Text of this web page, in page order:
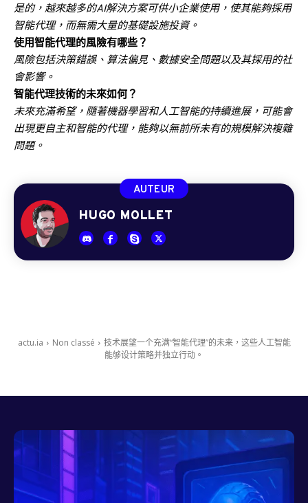
是的，越來越多的AI解決方案可供小企業使用，使其能夠採用
智能代理，而無需大量的基礎設施投資。
使用智能代理的風險有哪些？
風險包括決策錯誤、算法偏見、數據安全問題以及其採用的社
會影響。
智能代理技術的未來如何？
未來充滿希望，隨著機器學習和人工智能的持續進展，可能會
出現更自主和智能的代理，能夠以無前所未有的規模解決複雜
問題。
AUTEUR
HUGO MOLLET
actu.ia Non classé
技术展望一个充满“智能代理”的未来，这些人工智能
能够设计策略并独立行动。